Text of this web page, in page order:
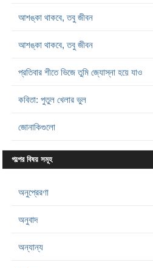
আশঙ্কা থাকবে, তবু জীবন
আশঙ্কা থাকবে, তবু জীবন
প্রতিবার শীতে ভিজে তুমি জ্যোস্না হয়ে যাও
কবিতা: পুতুল খেলার ভুল
জোনাকিগুলো
গল্পের বিষয় সমূহ
অনুপ্রেরণা
অনুবাদ
অন্যান্য